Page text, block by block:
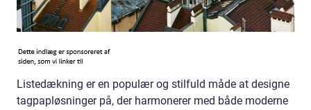
Listedækning er en populær og stilfuld måde at designe
tagpapløsninger på, der harmonerer med både moderne